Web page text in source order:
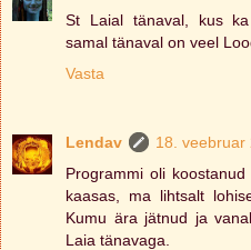
St Laial tänaval, kus ka
samal tänaval on veel
Vasta
Lendav
18. veebruar
Programmi oli
kaasas, ma lihtsalt
Kumu ära jätnud ja
Laia tänavaga.